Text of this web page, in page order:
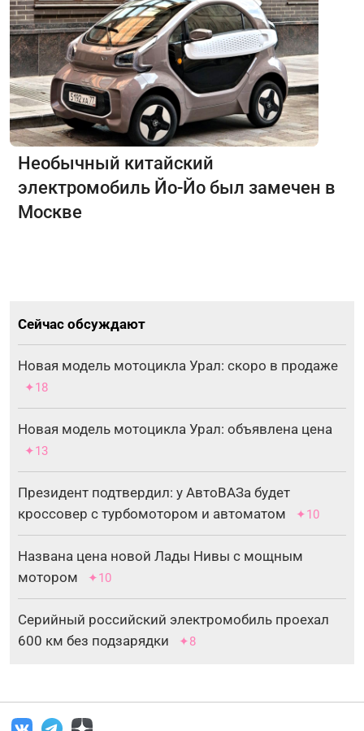
Необычный китайский
электромобиль Йо-Йо был замечен в
Москве
Сейчас обсуждают
Новая модель мотоцикла Урал: скоро в продаже
✦18
Новая модель мотоцикла Урал: объявлена цена
✦13
Президент подтвердил: у АвтоВАЗа будет
кроссовер с турбомотором и автоматом
✦10
Названа цена новой Лады Нивы с мощным
мотором
✦10
Серийный российский электромобиль проехал
600 км без подзарядки
✦8